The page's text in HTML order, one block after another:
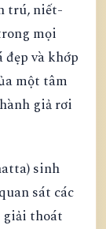
trú, niết-
mọi
đẹp và khớp
một tâm
giả rơi
sinh
sát các
giải thoát